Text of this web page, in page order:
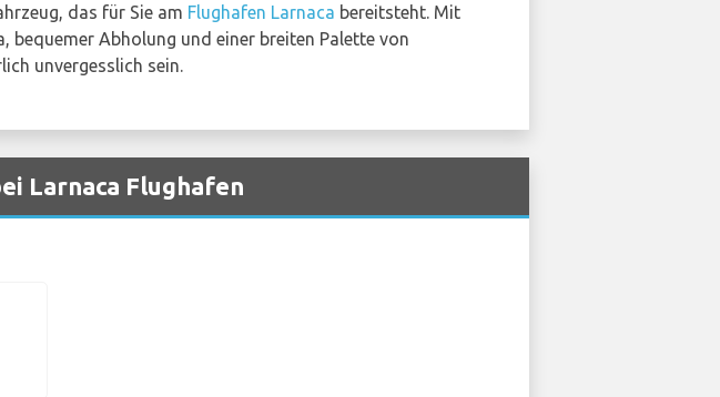
das für Sie am Flughafen Larnaca bereitsteht. Mit
bequemer Abholung und einer breiten Palette von
unvergesslich sein.
Larnaca Flughafen